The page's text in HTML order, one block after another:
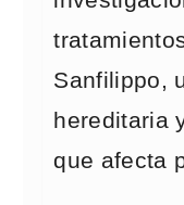
Sanfilippo,
hereditaria
que afecta